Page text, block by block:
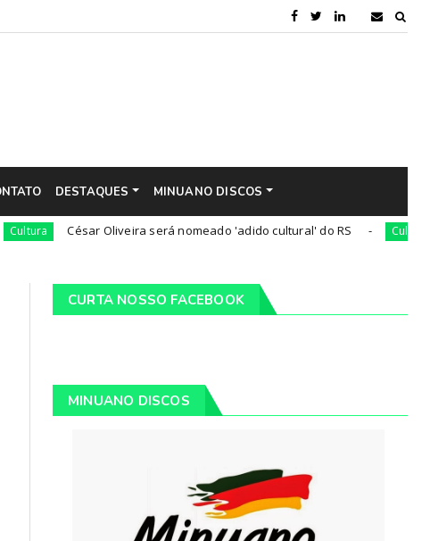
DESTAQUES MINUANO DISCOS
César Oliveira será nomeado 'adido cultural' do RS Cultura Num
CURTA NOSSO FACEBOOK
MINUANO DISCOS